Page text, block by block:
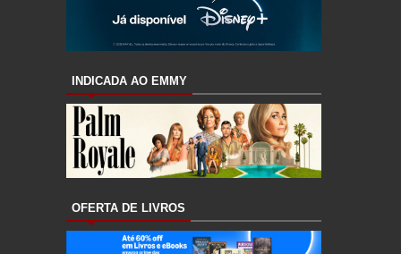
INDICADA AO EMMY
OFERTA DE LIVROS